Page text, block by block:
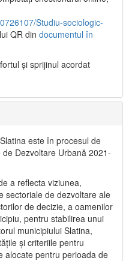
Studiu-sociologic-
QR din documentul în
şi sprijinul acordat
este în procesul de
Dezvoltare Urbană 2021‐
a reflecta viziunea,
sectoriale de dezvoltare ale
de decizie, a oamenilor
pentru stabilirea unui
municipiului Slatina,
și criteriile pentru
alocate pentru perioada de